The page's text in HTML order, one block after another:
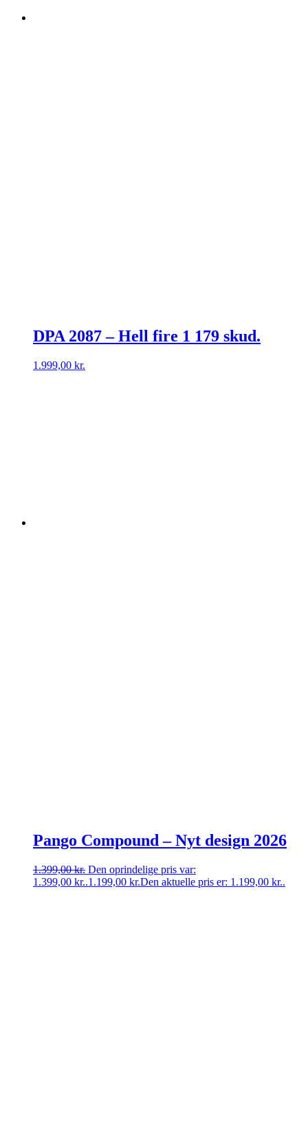
DPA 2087 – Hell fire 1 179 skud.
1.999,00 kr.
Pango Compound – Nyt design 2026
1.399,00kr. Den oprindelige pris var:
1.399,00 kr..1.199,00 kr.Den aktuelle pris er: 1.199,00 kr..